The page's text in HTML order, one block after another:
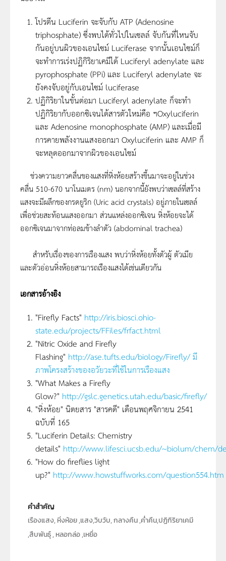
โปรตีน Luciferin จะจับกับ ATP (Adenosine
triphosphate) ซึ่งพบได้ทั่วไปในเซลล์ จับกันที่ไหนจับ
กันอยู่บนผิวของเอนไซม์ Luciferase จากนั้นเอนไซม์ก็
จะทำการเร่งปฏิกิริยาเคมีได้ Luciferyl adenylate และ
pyrophosphate (PPi) และ Luciferyl adenylate จะ
ยังคงจับอยู่กับเอนไซม์ luciferase
ปฏิกิริยาในขั้นต่อมา Luciferyl adenylate ก็จะทำ
ปฏิกิริยากับออกซิเจนได้สารตัวใหม่คือ ฯOxyluciferin
และ Adenosine monophosphate (AMP) และเมื่อมี
การคายพลังงานแสงออกมา Oxyluciferin และ AMP ก็
จะหลุดออกมาจากผิวของเอนไซม์
ช่วงความยาวคลื่นของแสงที่หิ่งห้อยสร้างขึ้นมาจะอยู่ในช่วง
คลื่น 510-670 นาโนเมตร (nm) นอกจากนี้ยังพบว่าเซลล์ที่สร้าง
แสงจะมีผลึกของกรดยูริก (Uric acid crystals) อยู่ภายในเซลล์
เพื่อช่วยสะท้อนแสงออกมา ส่วนแหล่งออกซิเจน หิ่งห้อยจะได้
ออกซิเจนมาจากท่อลมข้างลำตัว (abdominal trachea)
สำหรับเรื่องของการเรืองแสง พบว่าหิ่งห้อยทั้งตัวผู้ ตัวเมีย
และตัวอ่อนหิ่งห้อยสามารถเรืองแสงได้เช่นเดียวกัน
เอกสารอ้างอิง
"Firefly Facts" http://iris.biosci.ohio-
state.edu/projects/FFiles/frfact.html
"Nitric Oxide and Firefly
Flashing" http://ase.tufts.edu/biology/Firefly/ มี
ภาพโครงสร้างของอวัยวะที่ใช้ในการเรืองแสง
"What Makes a Firefly
Glow?" http://gslc.genetics.utah.edu/basic/firefly/
"หิ่งห้อย" นิตยสาร "สารคดี" เดือนพฤศจิกายน 2541
ฉบับที่ 165
"Luciferin Details: Chemistry
details" http://www.lifesci.ucsb.edu/~biolum/chem/
"How do fireflies light
up?" http://www.howstuffworks.com/question554.htm
คำสำคัญ
เรืองแสง, หิ่งห้อย ,แสง,วิบวับ, กลางคืน ,ค่ำคืน,ปฏิกิริยาเคมี
,สืบพันธุ์ , หลอกล่อ ,เหยื่อ